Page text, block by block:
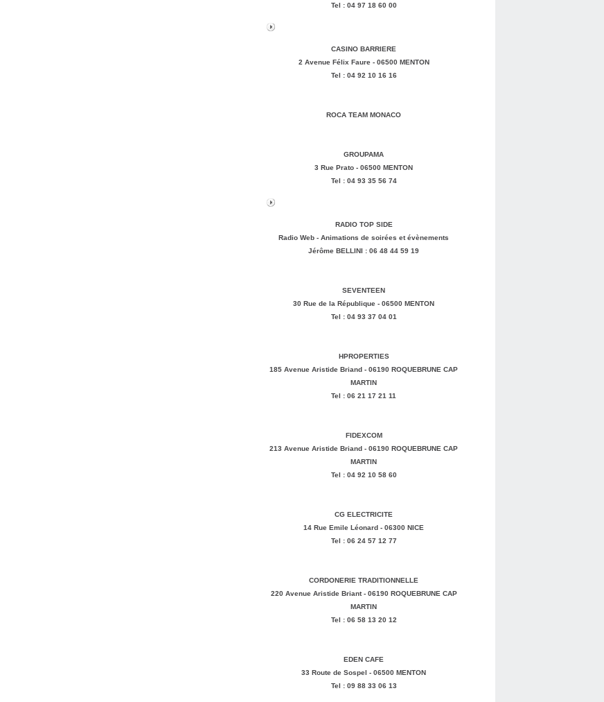
Tel : 04 97 18 60 00
CASINO BARRIERE
2 Avenue Félix Faure - 06500 MENTON
Tel : 04 92 10 16 16
ROCA TEAM MONACO
GROUPAMA
3 Rue Prato - 06500 MENTON
Tel : 04 93 35 56 74
RADIO TOP SIDE
Radio Web - Animations de soirées et évènements
Jérôme BELLINI : 06 48 44 59 19
SEVENTEEN
30 Rue de la République - 06500 MENTON
Tel : 04 93 37 04 01
HPROPERTIES
185 Avenue Aristide Briand - 06190 ROQUEBRUNE CAP
MARTIN
Tel : 06 21 17 21 11
FIDEXCOM
213 Avenue Aristide Briand - 06190 ROQUEBRUNE CAP
MARTIN
Tel : 04 92 10 58 60
CG ELECTRICITE
14 Rue Emile Léonard - 06300 NICE
Tel : 06 24 57 12 77
CORDONERIE TRADITIONNELLE
220 Avenue Aristide Briant - 06190 ROQUEBRUNE CAP
MARTIN
Tel : 06 58 13 20 12
EDEN CAFE
33 Route de Sospel - 06500 MENTON
Tel : 09 88 33 06 13